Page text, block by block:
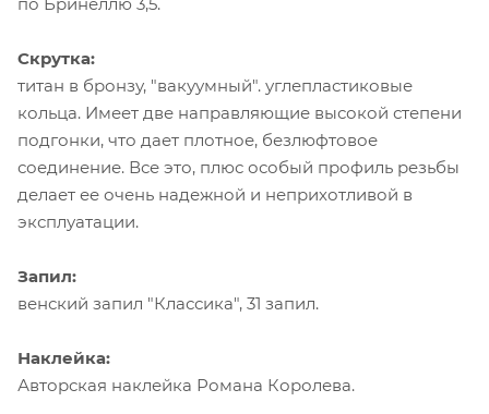
Скрутка:
титан в бронзу, "вакуумный". углепластиковые
кольца. Имеет две направляющие высокой степени
подгонки, что дает плотное, безлюфтовое
соединение. Все это, плюс особый профиль резьбы
делает ее очень надежной и неприхотливой в
эксплуатации.
Запил:
венский запил "Классика", 31 запил.
Наклейка:
Авторская наклейка Романа Королева.